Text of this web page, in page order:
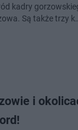
kadry
Są także trzy k…
i